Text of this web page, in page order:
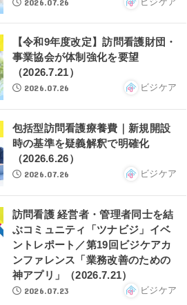
2026.07.26
【令和9年度改定】訪問看護財団・
事業協会が体制強化を要望
（2026.7.21）
2026.07.26 ビジケア
包括型訪問看護療養費｜新規開設
時の基準を疑義解釈で明確化
（2026.6.26）
2026.07.26 ビジケア
訪問看護 経営者・管理者同士を結
ぶコミュニティ「ツナビジ」イベ
ントレポート／第19回ビジケアカ
ンファレンス「業務改善のための
神アプリ」（2026.7.21）
2026.07.23 ビジケア